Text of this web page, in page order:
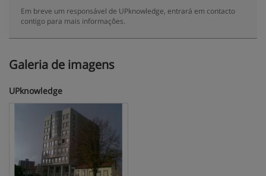
Em breve um responsável de UPknowledge, entrará em contacto
contigo para mais informações.
Galeria de imagens
UPknowledge